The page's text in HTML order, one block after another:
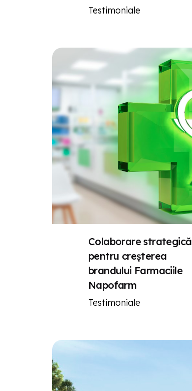
Testimoniale
Colaborare strategică
pentru creșterea
brandului Farmaciile
Napofarm
Testimoniale